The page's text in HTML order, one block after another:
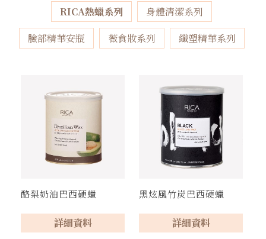
RICA熱蠟系列
身體清潔系列
臉部精華安瓶
薇食妝系列 纖塑精華系列
酪梨奶油巴西硬蠟
詳細資料
黑炫風竹炭巴西硬蠟
詳細資料